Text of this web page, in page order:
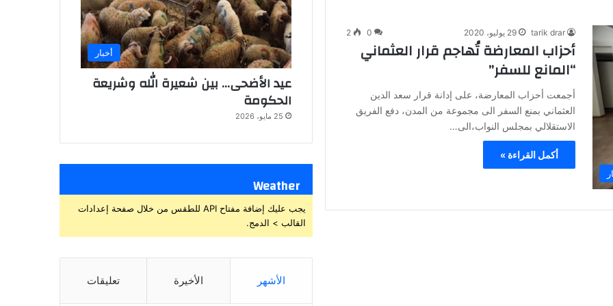
tarik drar 29 يوليو، 2020 0
2
أحزاب المعارضة تُهاجم قرار العثماني
“المانع للسفر”
أجمعت أحزاب المعارضة، على إدانة قرار سعد الدين
العثماني بمنع السفر الى مجموعة من المدن، دفع الفريق
الاستقلالي بمجلس النواب،الى…
أكمل القراءة »
أخبار
عيد الأضحى… بين شعيرة الله وشريعة
الحكومة
25 مايو، 2026
Weather
يجب عليك إضافة مفتاح API للطقس من خلال صفحة إعدادات
القالب > الدمج.
الأشهر الأخيرة تعليقات